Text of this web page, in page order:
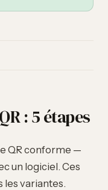
: 5 étapes
QR conforme —
un logiciel. Ces
les variantes.